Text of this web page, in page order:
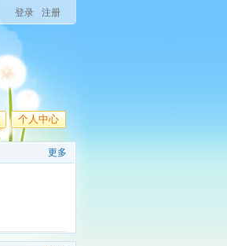
登录 注册
个人中心
更多